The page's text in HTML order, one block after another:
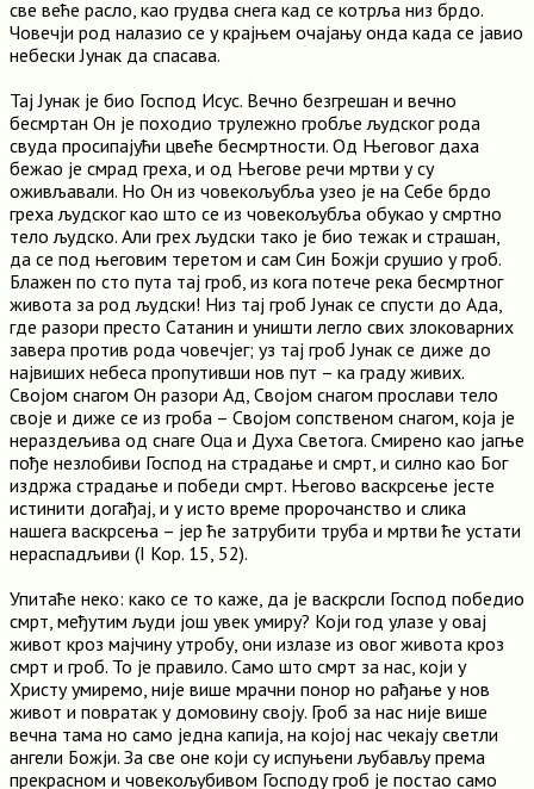
све веће расло, као грудва снега кад се котрља низ брдо.
Човечји род налазио се у крајњем очајању онда када се јавио
небески Јунак да спасава.
Тај Јунак је био Господ Исус. Вечно безгрешан и вечно
бесмртан Он је походио трулежно гробље људског рода
свуда просипајући цвеће бесмртности. Од Његовог даха
бежао је смрад греха, и од Његове речи мртви у су
оживљавали. Но Он из човекољубља узео је на Себе брдо
греха људског као што се из човекољубља обукао у смртно
тело људско. Али грех људски тако је био тежак и страшан,
да се под његовим теретом и сам Син Божји срушио у гроб.
Блажен по сто пута тај гроб, из кога потече река бесмртног
живота за род људски! Низ тај гроб Јунак се спусти до Ада,
где разори престо Сатанин и уништи легло свих злоковарних
завера против рода човечјег; уз тај гроб Јунак се диже до
највиших небеса пропутивши нов пут – ка граду живих.
Својом снагом Он разори Ад, Својом снагом прослави тело
своје и диже се из гроба – Својом сопственом снагом, која је
нераздељива од снаге Оца и Духа Светога. Смирено као јагње
пође незлобиви Господ на страдање и смрт, и силно као Бог
издржа страдање и победи смрт. Његово васкрсење јесте
истинити догађај, и у исто време пророчанство и слика
нашега васкрсења – јер ће затрубити труба и мртви ће устати
нераспадљиви (I Кор. 15, 52).
Упитаће неко: како се то каже, да је васкрсли Господ победио
смрт, међутим људи још увек умиру? Који год улазе у овај
живот кроз мајчину утробу, они излазе из овог живота кроз
смрт и гроб. То је правило. Само што смрт за нас, који у
Христу умиремо, није више мрачни понор но рађање у нов
живот и повратак у домовину своју. Гроб за нас није више
вечна тама но само једна капија, на којој нас чекају светли
ангели Божји. За све оне који су испуњени љубављу према
прекрасном и човекољубивом Господу гроб је постао само